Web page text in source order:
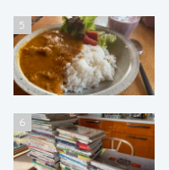
5
6